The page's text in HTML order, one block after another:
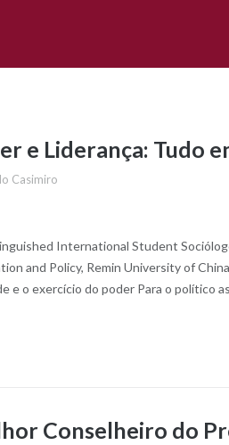
e Liderança: Tudo
Casimiro
International Student
and Policy, Remin University of
e o exercício do poder Para o político
Conselheiro do